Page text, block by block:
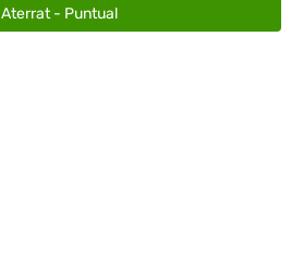
Aterrat - Puntual